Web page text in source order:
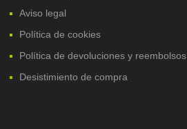
Aviso legal
Política de cookies
Política de devoluciones y reembolsos
Desistimiento de compra